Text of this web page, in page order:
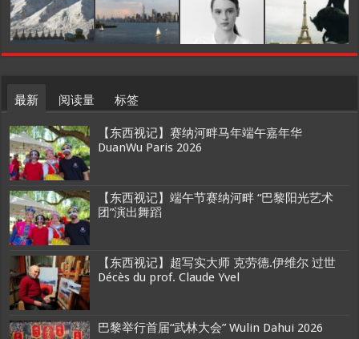
最新 阅读量 标签
【东西视记】赛纳河畔马年端午嘉年华
DuanWu Paris 2026
【东西视记】端午节赛纳河畔 “巴黎阳光艺术
团”演出舞蹈
【东西视记】超写实大师 克劳德.伊维尔 过世
Décès du prof. Claude Yvel
巴黎举行首届“武林大会” Wulin Dahui 2026